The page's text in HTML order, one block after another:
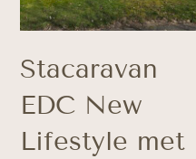
Stacaravan
EDC New
Lifestyle met